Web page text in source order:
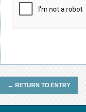
← RETURN TO ENTRY